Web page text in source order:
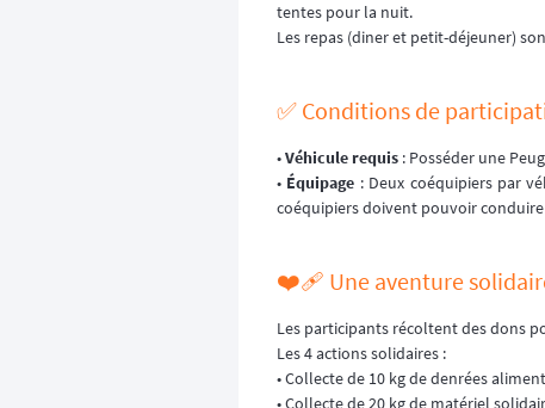
tentes pour la nuit.
Les repas (diner et petit-déjeuner)
✅ Conditions de
•Véhicule requis : Posséder une
• Équipage : Deux coéquipiers par
coéquipiers doivent pouvoir
❤️‍🩹 Une aventure
Les participants récoltent des dons
Les 4 actions solidaires :
• Collecte de 10 kg de denrées
• Collecte de 20 kg de matériel